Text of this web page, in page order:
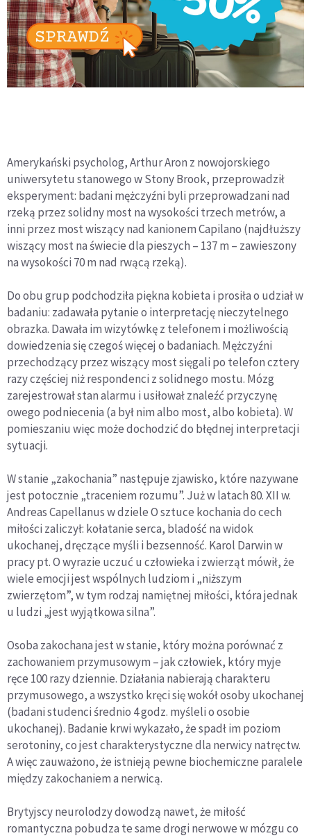
Amerykański psycholog, Arthur Aron z nowojorskiego
uniwersytetu stanowego w Stony Brook, przeprowadził
eksperyment: badani mężczyźni byli przeprowadzani nad
rzeką przez solidny most na wysokości trzech metrów, a
inni przez most wiszący nad kanionem Capilano (najdłuższy
wiszący most na świecie dla pieszych – 137 m – zawieszony
na wysokości 70 m nad rwącą rzeką).
Do obu grup podchodziła piękna kobieta i prosiła o udział w
badaniu: zadawała pytanie o interpretację nieczytelnego
obrazka. Dawała im wizytówkę z telefonem i możliwością
dowiedzenia się czegoś więcej o badaniach. Mężczyźni
przechodzący przez wiszący most sięgali po telefon cztery
razy częściej niż respondenci z solidnego mostu. Mózg
zarejestrował stan alarmu i usiłował znaleźć przyczynę
owego podniecenia (a był nim albo most, albo kobieta). W
pomieszaniu więc może dochodzić do błędnej interpretacji
sytuacji.
W stanie „zakochania” następuje zjawisko, które nazywane
jest potocznie „traceniem rozumu”. Już w latach 80. XII w.
Andreas Capellanus w dziele O sztuce kochania do cech
miłości zaliczył: kołatanie serca, bladość na widok
ukochanej, dręczące myśli i bezsenność. Karol Darwin w
pracy pt. O wyrazie uczuć u człowieka i zwierząt mówił, że
wiele emocji jest wspólnych ludziom i „niższym
zwierzętom”, w tym rodzaj namiętnej miłości, która jednak
u ludzi „jest wyjątkowa silna”.
Osoba zakochana jest w stanie, który można porównać z
zachowaniem przymusowym – jak człowiek, który myje
ręce 100 razy dziennie. Działania nabierają charakteru
przymusowego, a wszystko kręci się wokół osoby ukochanej
(badani studenci średnio 4 godz. myśleli o osobie
ukochanej). Badanie krwi wykazało, że spadł im poziom
serotoniny, co jest charakterystyczne dla nerwicy natręctw.
A więc zauważono, że istnieją pewne biochemiczne paralele
między zakochaniem a nerwicą.
Brytyjscy neurolodzy dowodzą nawet, że miłość
romantyczna pobudza te same drogi nerwowe w mózgu co